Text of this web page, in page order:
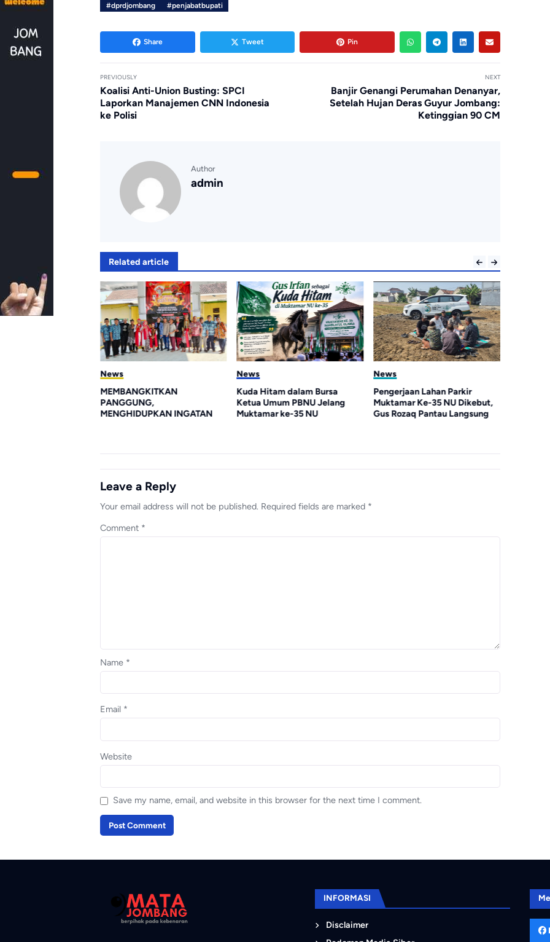
#dprdjombang #penjabatbupati
Share Tweet Pin
PREVIOUSLY
Koalisi Anti-Union Busting: SPCI
Laporkan Manajemen CNN Indonesia
ke Polisi
NEXT
Banjir Genangi Perumahan Denanyar,
Setelah Hujan Deras Guyur Jombang:
Ketinggian 90 CM
Author
admin
Related article
News
MEMBANGKITKAN
PANGGUNG,
MENGHIDUPKAN INGATAN
News
Kuda Hitam dalam Bursa
Ketua Umum PBNU Jelang
Muktamar ke-35 NU
News
Pengerjaan Lahan Parkir
Muktamar Ke-35 NU Dikebut,
Gus Rozaq Pantau Langsung
Leave a Reply
Your email address will not be published. Required fields are marked *
Comment *
Name *
Email *
Website
Save my name, email, and website in this browser for the next time I comment.
INFORMASI
Disclaimer